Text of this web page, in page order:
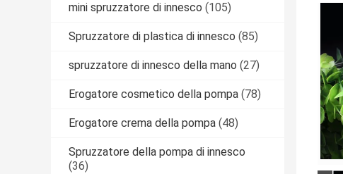
mini spruzzatore di innesco (105)
Spruzzatore di plastica di innesco (85)
spruzzatore di innesco della mano (27)
Erogatore cosmetico della pompa (78)
Erogatore crema della pompa (48)
Spruzzatore della pompa di innesco
(36)